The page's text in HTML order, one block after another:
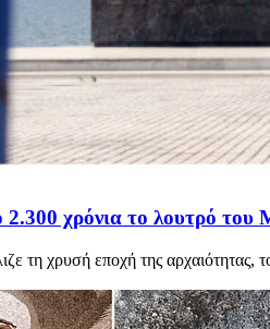
χρόνια το λουτρό
τη χρυσή εποχή της